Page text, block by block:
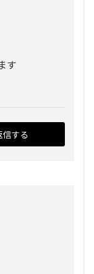
す
信する